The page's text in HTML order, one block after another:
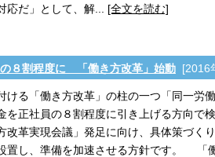
応だ」として、解... [全文を読む]
８割程度に 「働き方改革」始動 [2016
ける「働き方改革」の柱の一つ「同一労
を正社員の８割程度に引き上げる方向で
改革実現会議」発足に向け、具体策づく
置し、準備を加速させる方針です。 「